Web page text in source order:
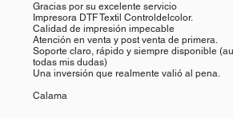
Gracias por su excelente servicio
Impresora DTF Textil Controldelcolor.
​​Calidad de impresión impecable
Atención en venta y post venta de primera.
​​Soporte claro, rápido y siempre disponible
todas mis dudas)
​​Una inversión que realmente valió al pena.
Calama